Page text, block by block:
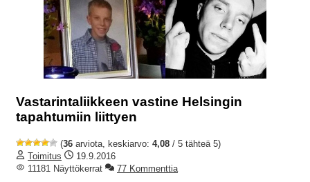
Vastarintaliikkeen vastine Helsingin
tapahtumiin liittyen
(36 arviota, keskiarvo: 4,08 / 5 tähteä 5)
Toimitus
19.9.2016
11181 Näyttökerrat
77 Kommenttia